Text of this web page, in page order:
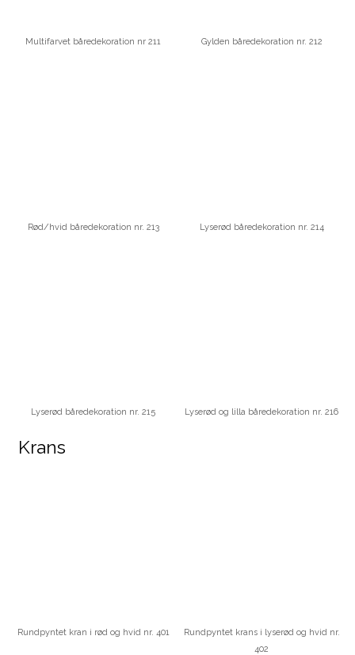
Multifarvet båredekoration nr 211 Gylden båredekoration nr. 212
Rød/hvid båredekoration nr. 213 Lyserød båredekoration nr. 214
Lyserød båredekoration nr. 215 Lyserød og lilla båredekoration nr. 216
Krans​
Rundpyntet kran i rød og hvid nr. 401
Rundpyntet krans i lyserød og hvid nr.
402